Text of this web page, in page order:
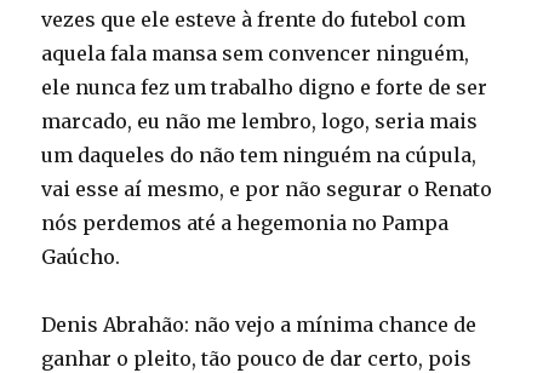
vezes que ele esteve à frente do futebol com
aquela fala mansa sem convencer ninguém,
ele nunca fez um trabalho digno e forte de ser
marcado, eu não me lembro, logo, seria mais
um daqueles do não tem ninguém na cúpula,
vai esse aí mesmo, e por não segurar o Renato
nós perdemos até a hegemonia no Pampa
Gaúcho.
Denis Abrahão: não vejo a mínima chance de
ganhar o pleito, tão pouco de dar certo, pois